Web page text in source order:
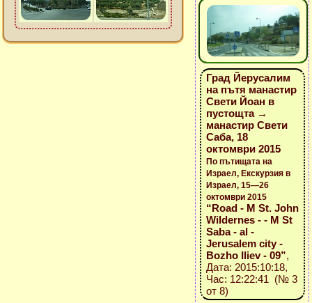
Град Йерусалим
на пътя манастир
Свети Йоан в
пустощта →
манастир Свети
Саба, 18
октомври 2015
По пътищата на
Израел, Екскурзия в
Израел, 15—26
октомври 2015
“Road - M St. John
Wildernes - - M St
Saba - al -
Jerusalem city -
Bozho Iliev - 09”,
Дата: 2015:10:18,
Час: 12:22:41 (№ 3
от 8)